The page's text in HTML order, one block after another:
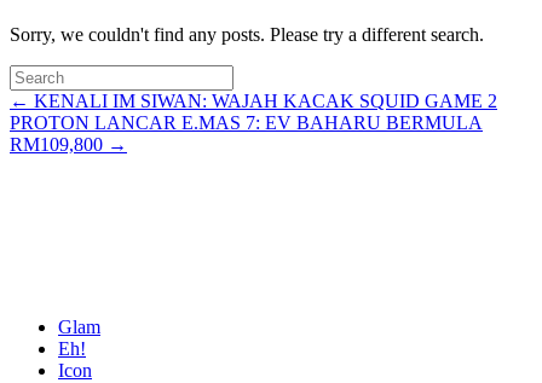
Sorry, we couldn't find any posts. Please try a different search.
Posts
navigation
← KENALI IM SIWAN: WAJAH KACAK SQUID GAME 2
PROTON LANCAR E.MAS 7: EV BAHARU BERMULA
RM109,800 →
Glam
Eh!
Icon